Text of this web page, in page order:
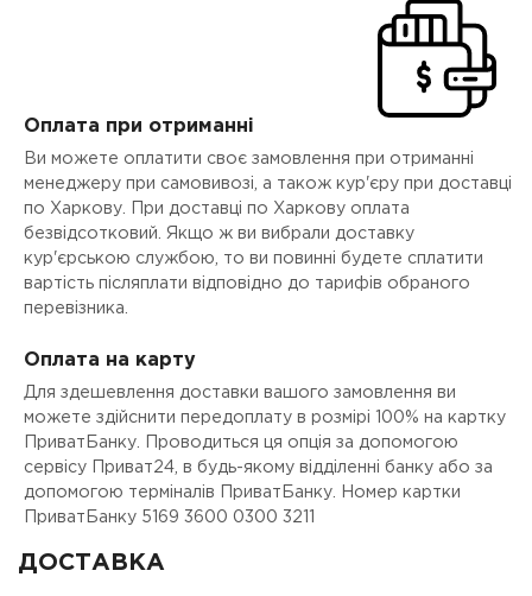
Оплата при отриманні
Ви можете оплатити своє замовлення при отриманні
менеджеру при самовивозі, а також кур'єру при доставці
по Харкову. При доставці по Харкову оплата
безвідсотковий. Якщо ж ви вибрали доставку
кур'єрською службою, то ви повинні будете сплатити
вартість післяплати відповідно до тарифів обраного
перевізника.
Оплата на карту
Для здешевлення доставки вашого замовлення ви
можете здійснити передоплату в розмірі 100% на картку
ПриватБанку. Проводиться ця опція за допомогою
сервісу Приват24, в будь-якому відділенні банку або за
допомогою терміналів ПриватБанку. Номер картки
ПриватБанку 5169 3600 0300 3211
ДОСТАВКА